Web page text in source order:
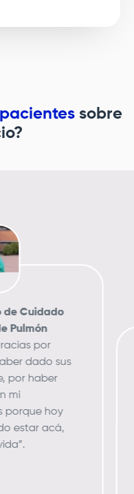
sobre
de Cuidado
Pulmón
por
dado sus
por haber
mi
porque hoy
estar acá,